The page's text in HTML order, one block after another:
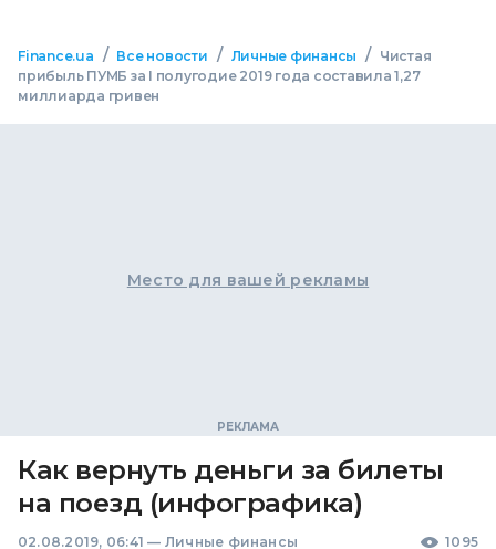
Finance.ua / Все новости / Личные финансы /
Чистая
прибыль ПУМБ за I полугодие 2019 года составила 1,27
миллиарда гривен
Место для вашей рекламы
Как вернуть деньги за билеты
на поезд (инфографика)
02.08.2019, 06:41 — Личные финансы 1095